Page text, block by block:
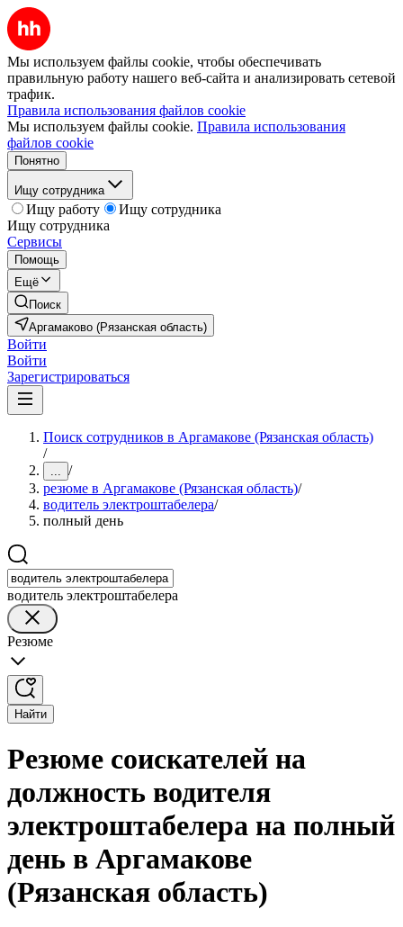
Мы используем файлы cookie, чтобы обеспечивать
правильную работу нашего веб-сайта и анализировать сетевой
трафик.
Правила использования файлов cookie
Мы используем файлы cookie. Правила использования
файлов cookie
Понятно
Ищу сотрудника
Ищу работу
Ищу сотрудника
Ищу сотрудника
Сервисы
Помощь
Ещё
Поиск
Аргамаково (Рязанская область)
Войти
Войти
Зарегистрироваться
Поиск сотрудников в Аргамакове (Рязанская область)
/
... /
резюме в Аргамакове (Рязанская область)/
водитель электроштабелера/
полный день
водитель электроштабелера
Резюме
Найти
Резюме соискателей на
должность водителя
электроштабелера на полный
день в Аргамакове
(Рязанская область)